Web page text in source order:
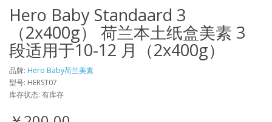
Hero Baby Standaard 3
（2x400g） 荷兰本土纸盒美素 3
段适用于10-12 月（2x400g）
品牌: Hero Baby荷兰美素
型号: HERST07
库存状态: 有库存